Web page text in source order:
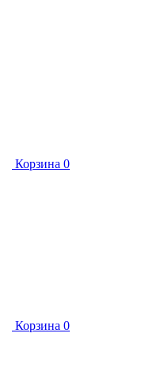
Корзина 0
Корзина 0